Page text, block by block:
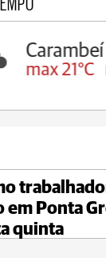
Carambeí
max 21°C
em Ponta
quinta